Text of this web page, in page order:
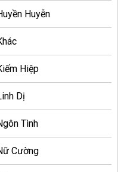
Huyễn
Hiệp
Dị
Tình
Cường